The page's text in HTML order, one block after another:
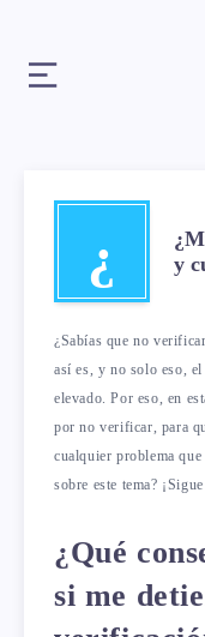
¿
y
¿Sabías que no
así es, y no solo eso,
elevado. Por eso, en
por no verificar, para
cualquier problema
sobre este tema?
¿Qué
si me